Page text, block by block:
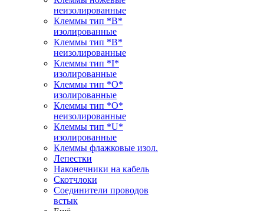
неизолированные
Клеммы тип *B*
изолированные
Клеммы тип *B*
неизолированные
Клеммы тип *I*
изолированные
Клеммы тип *O*
изолированные
Клеммы тип *O*
неизолированные
Клеммы тип *U*
изолированные
Клеммы флажковые изол.
Лепестки
Наконечники на кабель
Скотчлоки
Соединители проводов
встык